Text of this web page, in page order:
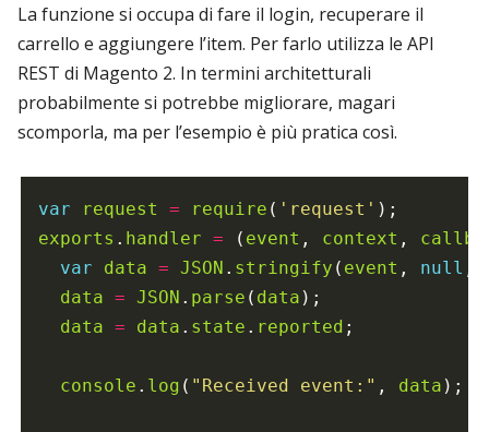
La funzione si occupa di fare il login, recuperare il
carrello e aggiungere l’item. Per farlo utilizza le API
REST di Magento 2. In termini architetturali
probabilmente si potrebbe migliorare, magari
scomporla, ma per l’esempio è più pratica così.
var request = require ( 'request'
exports . handler = ( event , context ,
var
data = JSON . stringify ( event , null
data = JSON . parse ( data );
data = data . state . reported ;
console . log ( "Received event:" , data );